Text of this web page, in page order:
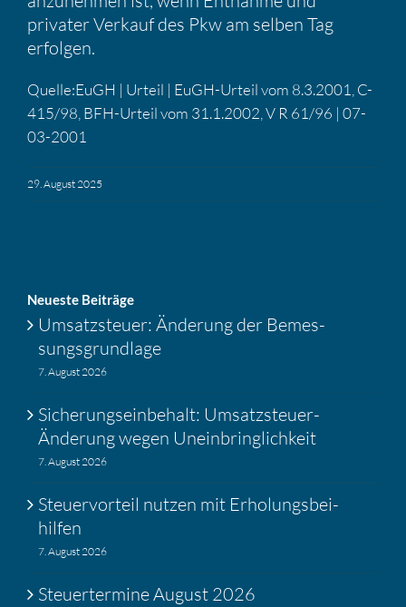
privater Verkauf des Pkw am selben Tag
erfolgen.
Quelle:EuGH | Urteil | EuGH-Urteil vom 8.3.2001, C-
415/98, BFH-Urteil vom 31.1.2002, V R 61/96 | 07-
03-2001
29. August 2025
Neueste Beiträge
Umsatz­steuer: Änderung der Bemes­
sungs­grund­lage
7. August 2026
Siche­rungs­ein­be­halt: Umsatz­steuer-
Änderung wegen Unein­bring­lich­keit
7. August 2026
Steuer­vor­teil nutzen mit Erholungs­bei­
hilfen
7. August 2026
Steuer­ter­mine August 2026